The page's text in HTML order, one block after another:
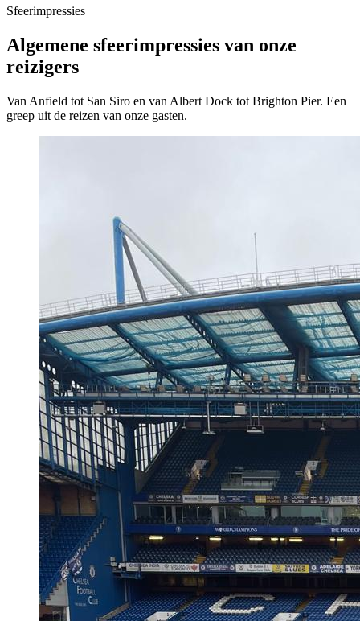
Sfeerimpressies
Algemene sfeerimpressies van onze
reizigers
Van Anfield tot San Siro en van Albert Dock tot Brighton Pier. Een
greep uit de reizen van onze gasten.